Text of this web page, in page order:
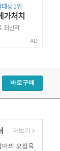
AD
바로구매
마의 오장육
더보기